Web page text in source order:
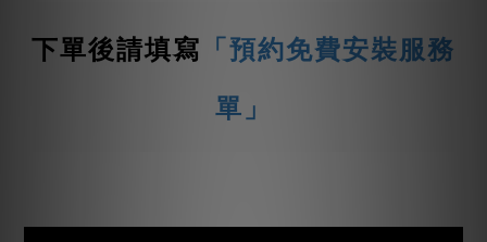
下單後請填寫 「預約免費安裝服務
單」